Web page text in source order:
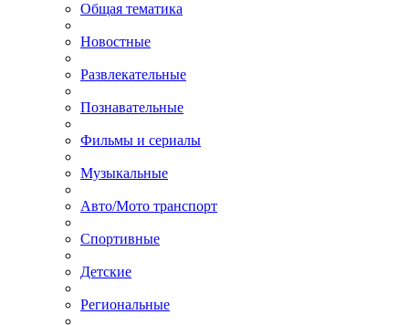
Общая тематика
Новостные
Развлекательные
Познавательные
Фильмы и сериалы
Музыкальные
Авто/Мото транспорт
Спортивные
Детские
Региональные